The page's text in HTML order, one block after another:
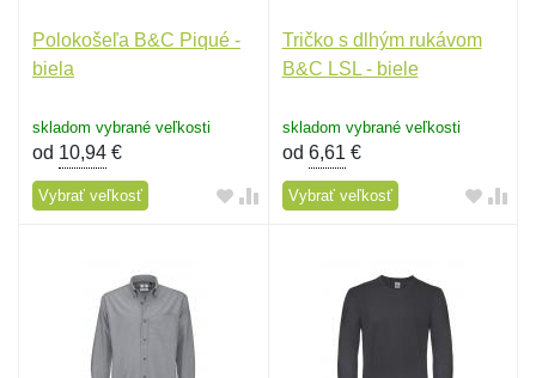
Polokošeľa B&C Piqué -
biela
skladom vybrané veľkosti
od 10,94 €
Vybrať veľkosť
Tričko s dlhým rukávom
B&C LSL - biele
skladom vybrané veľkosti
od 6,61 €
Vybrať veľkosť